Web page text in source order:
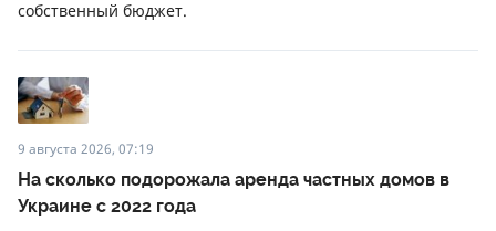
собственный бюджет.
9 августа 2026, 07:19
На сколько подорожала аренда частных домов в
Украине с 2022 года